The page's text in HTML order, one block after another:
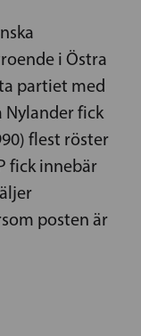
i Östra
partiet med
Nylander fick
flest röster
fick innebär
posten är